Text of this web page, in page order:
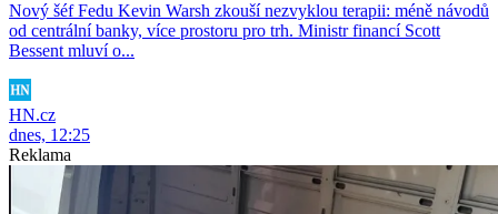
Nový šéf Fedu Kevin Warsh zkouší nezvyklou terapii: méně návodů
od centrální banky, více prostoru pro trh. Ministr financí Scott
Bessent mluví o...
HN.cz
dnes, 12:25
Reklama